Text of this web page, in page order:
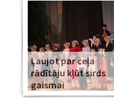
Ļaujot par ceļa
rādītāju kļūt sirds
gaismai